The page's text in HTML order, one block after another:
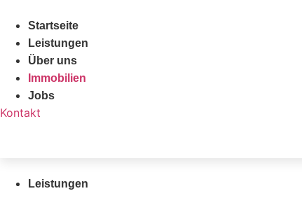
Inhalt
springen
Startseite
Leistungen
Über uns
Immobilien
Jobs
Kontakt
Leistungen